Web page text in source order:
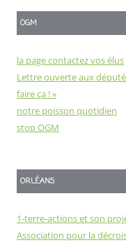
OGM
la page contactez vos élus
Lettre ouverte aux
faire ça ! »
notre poisson quotidien
stop OGM
ORLÉANS
1-terre-actions et son
Association pour la